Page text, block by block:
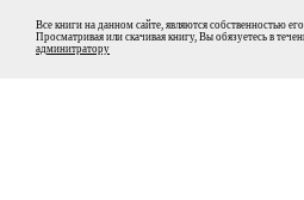
Все книги на данном сайте, являются собственностью
Просматривая или скачивая книгу, Вы обязуетесь в
админитратору